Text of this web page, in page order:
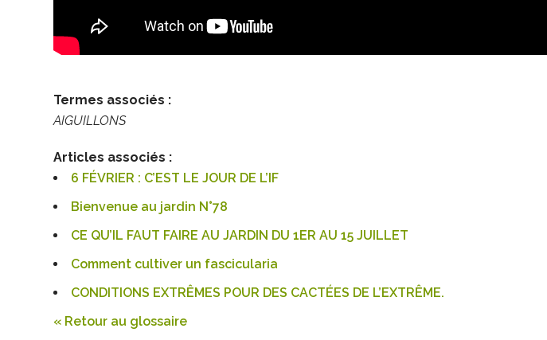
Termes associés :
AIGUILLONS
Articles associés :
6 FÉVRIER : C’EST LE JOUR DE L’IF
Bienvenue au jardin N°78
CE QU’IL FAUT FAIRE AU JARDIN DU 1ER AU 15 JUILLET
Comment cultiver un fascicularia
CONDITIONS EXTRÊMES POUR DES CACTÉES DE L’EXTRÊME.
« Retour au glossaire